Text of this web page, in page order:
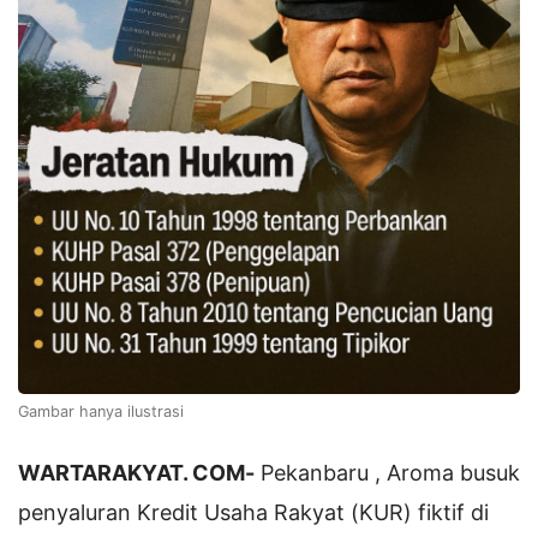
Gambar hanya ilustrasi
WARTARAKYAT. COM- Pekanbaru , Aroma busuk
penyaluran Kredit Usaha Rakyat (KUR) fiktif di